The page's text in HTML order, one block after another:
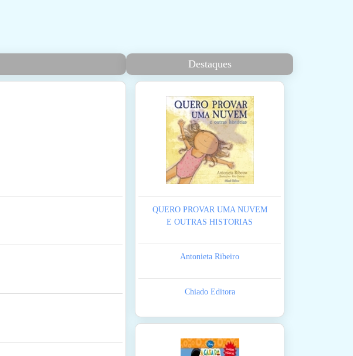
Destaques
QUERO PROVAR UMA NUVEM
E OUTRAS HISTORIAS
Antonieta Ribeiro
Chiado Editora